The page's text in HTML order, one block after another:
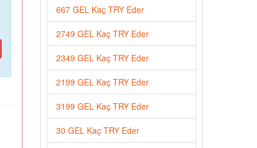
667 GEL Kaç TRY Eder
2749 GEL Kaç TRY Eder
2349 GEL Kaç TRY Eder
2199 GEL Kaç TRY Eder
3199 GEL Kaç TRY Eder
30 GEL Kaç TRY Eder